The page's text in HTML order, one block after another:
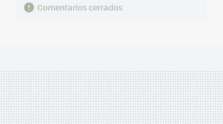
Comentarios cerrados